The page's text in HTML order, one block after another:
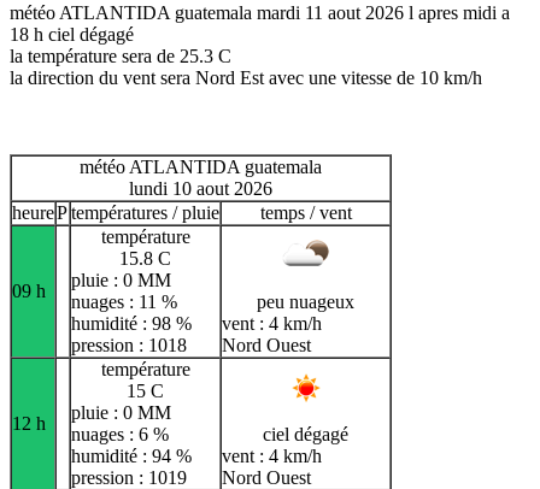
météo ATLANTIDA guatemala mardi 11 aout 2026 l apres midi a
18 h ciel dégagé
la température sera de 25.3 C
la direction du vent sera Nord Est avec une vitesse de 10 km/h
météo ATLANTIDA guatemala
lundi 10 aout 2026
heurePtempératures / pluie temps / vent
09 h
température
15.8 C
pluie : 0 MM
nuages : 11 %
humidité : 98 %
pression : 1018
peu nuageux
vent : 4 km/h
Nord Ouest
12 h
température
15 C
pluie : 0 MM
nuages : 6 %
humidité : 94 %
pression : 1019
ciel dégagé
vent : 4 km/h
Nord Ouest